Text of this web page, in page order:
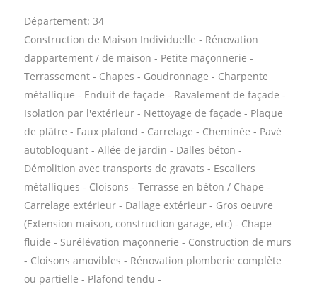
Département: 34
Construction de Maison Individuelle - Rénovation
dappartement / de maison - Petite maçonnerie -
Terrassement - Chapes - Goudronnage - Charpente
métallique - Enduit de façade - Ravalement de façade -
Isolation par l'extérieur - Nettoyage de façade - Plaque
de plâtre - Faux plafond - Carrelage - Cheminée - Pavé
autobloquant - Allée de jardin - Dalles béton -
Démolition avec transports de gravats - Escaliers
métalliques - Cloisons - Terrasse en béton / Chape -
Carrelage extérieur - Dallage extérieur - Gros oeuvre
(Extension maison, construction garage, etc) - Chape
fluide - Surélévation maçonnerie - Construction de murs
- Cloisons amovibles - Rénovation plomberie complète
ou partielle - Plafond tendu -